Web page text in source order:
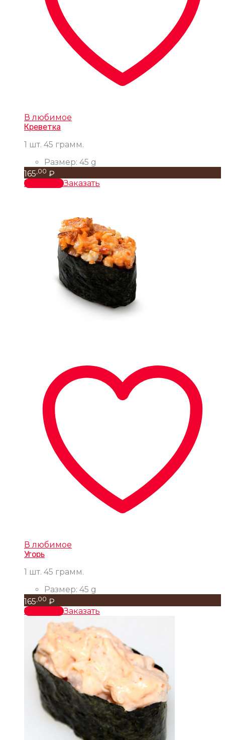
В любимое
Креветка
1 шт. 45 грамм.
Размер: 45 g
165 ,00 ₽
В корзинуЗаказать
В любимое
Угорь
1 шт. 45 грамм.
Размер: 45 g
165 ,00 ₽
В корзинуЗаказать